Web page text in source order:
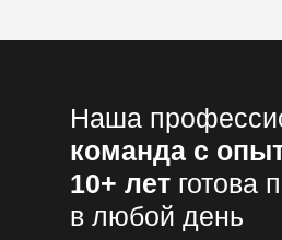
Наша
команда с
10+ лет готова
в любой день